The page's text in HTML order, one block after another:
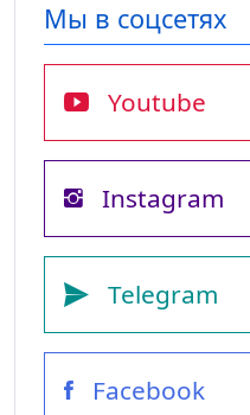
Мы в соцсетях
Youtube
Instagram
Telegram
Facebook